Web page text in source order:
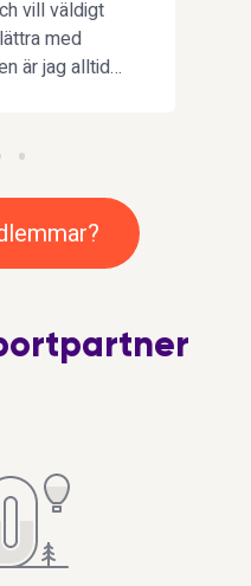
vill väldigt
med
är jag alltid